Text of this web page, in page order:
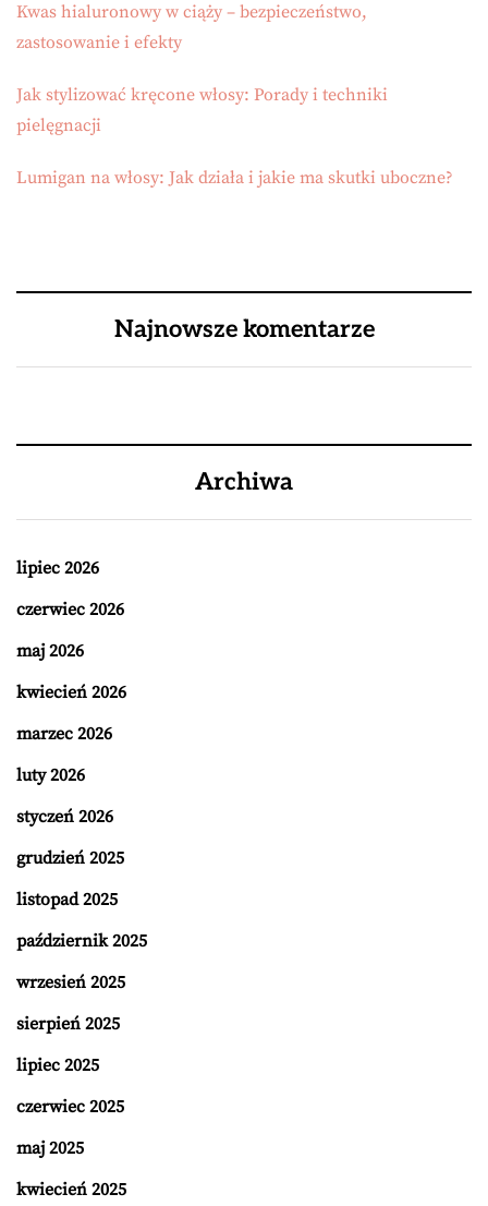
Kwas hialuronowy w ciąży – bezpieczeństwo,
zastosowanie i efekty
Jak stylizować kręcone włosy: Porady i techniki
pielęgnacji
Lumigan na włosy: Jak działa i jakie ma skutki uboczne?
Najnowsze komentarze
Archiwa
lipiec 2026
czerwiec 2026
maj 2026
kwiecień 2026
marzec 2026
luty 2026
styczeń 2026
grudzień 2025
listopad 2025
październik 2025
wrzesień 2025
sierpień 2025
lipiec 2025
czerwiec 2025
maj 2025
kwiecień 2025